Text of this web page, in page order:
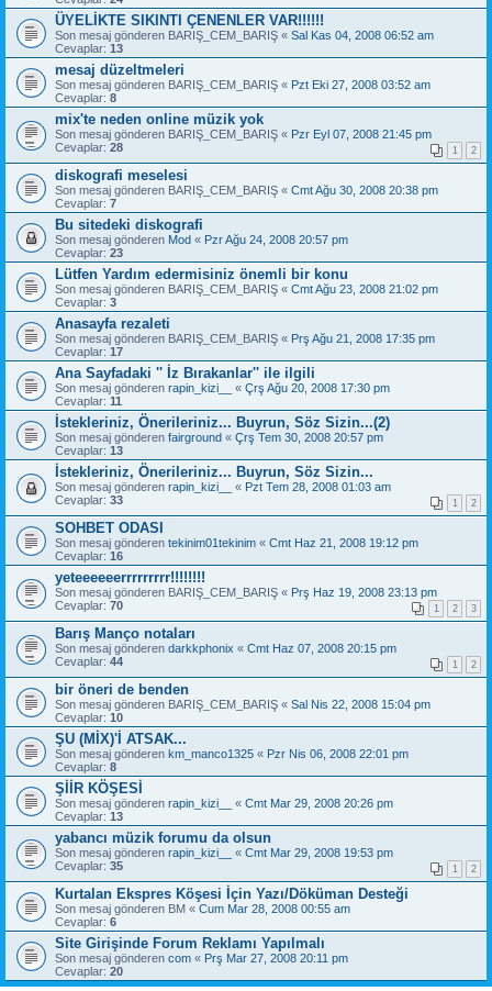
ÜYELİKTE SIKINTI ÇENENLER VAR!!!!!!
Son mesaj gönderen BARIŞ_CEM_BARIŞ « Sal Kas 04, 2008 06:52 am
Cevaplar: 13
mesaj düzeltmeleri
Son mesaj gönderen BARIŞ_CEM_BARIŞ « Pzt Eki 27, 2008 03:52 am
Cevaplar: 8
mix'te neden online müzik yok
Son mesaj gönderen BARIŞ_CEM_BARIŞ « Pzr Eyl 07, 2008 21:45 pm
Cevaplar: 28 1 2
diskografi meselesi
Son mesaj gönderen BARIŞ_CEM_BARIŞ « Cmt Ağu 30, 2008 20:38 pm
Cevaplar: 7
Bu sitedeki diskografi
Son mesaj gönderen Mod « Pzr Ağu 24, 2008 20:57 pm
Cevaplar: 23
Lütfen Yardım edermisiniz önemli bir konu
Son mesaj gönderen BARIŞ_CEM_BARIŞ « Cmt Ağu 23, 2008 21:02 pm
Cevaplar: 3
Anasayfa rezaleti
Son mesaj gönderen BARIŞ_CEM_BARIŞ « Prş Ağu 21, 2008 17:35 pm
Cevaplar: 17
Ana Sayfadaki '' İz Bırakanlar'' ile ilgili
Son mesaj gönderen rapin_kizi__ « Çrş Ağu 20, 2008 17:30 pm
Cevaplar: 11
İstekleriniz, Önerileriniz... Buyrun, Söz Sizin...(2)
Son mesaj gönderen fairground « Çrş Tem 30, 2008 20:57 pm
Cevaplar: 13
İstekleriniz, Önerileriniz... Buyrun, Söz Sizin...
Son mesaj gönderen rapin_kizi__ « Pzt Tem 28, 2008 01:03 am
Cevaplar: 33 1 2
SOHBET ODASI
Son mesaj gönderen tekinim01tekinim « Cmt Haz 21, 2008 19:12 pm
Cevaplar: 16
yeteeeeeerrrrrrrrr!!!!!!!!
Son mesaj gönderen BARIŞ_CEM_BARIŞ « Prş Haz 19, 2008 23:13 pm
Cevaplar: 70 1 2 3
Barış Manço notaları
Son mesaj gönderen darkkphonix « Cmt Haz 07, 2008 20:15 pm
Cevaplar: 44 1 2
bir öneri de benden
Son mesaj gönderen BARIŞ_CEM_BARIŞ « Sal Nis 22, 2008 15:04 pm
Cevaplar: 10
ŞU (MİX)'İ ATSAK...
Son mesaj gönderen km_manco1325 « Pzr Nis 06, 2008 22:01 pm
Cevaplar: 8
ŞİİR KÖŞESİ
Son mesaj gönderen rapin_kizi__ « Cmt Mar 29, 2008 20:26 pm
Cevaplar: 13
yabancı müzik forumu da olsun
Son mesaj gönderen rapin_kizi__ « Cmt Mar 29, 2008 19:53 pm
Cevaplar: 35 1 2
Kurtalan Ekspres Köşesi İçin Yazı/Döküman Desteği
Son mesaj gönderen BM « Cum Mar 28, 2008 00:55 am
Cevaplar: 6
Site Girişinde Forum Reklamı Yapılmalı
Son mesaj gönderen com « Prş Mar 27, 2008 20:11 pm
Cevaplar: 20